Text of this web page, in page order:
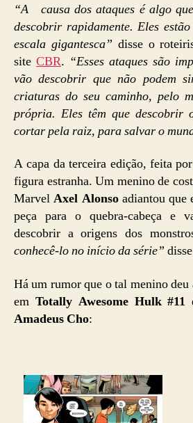
“A causa dos ataques é algo
descobrir rapidamente. Eles
escala gigantesca” disse o
site CBR. “Esses ataques são
vão descobrir que não podem
criaturas do seu caminho, pelo
própria. Eles têm que descobrir
cortar pela raiz, para salvar o
A capa da terceira edição, feita por
figura estranha. Um menino de
MarvelAxel Alonsoadiantou que
peça para o quebra-cabeça e
descobrir a origens dos
conhecê-lo no início da série” disse
Há um rumor que o tal menino deu
em Totally Awesome Hulk #11
Amadeus Cho: